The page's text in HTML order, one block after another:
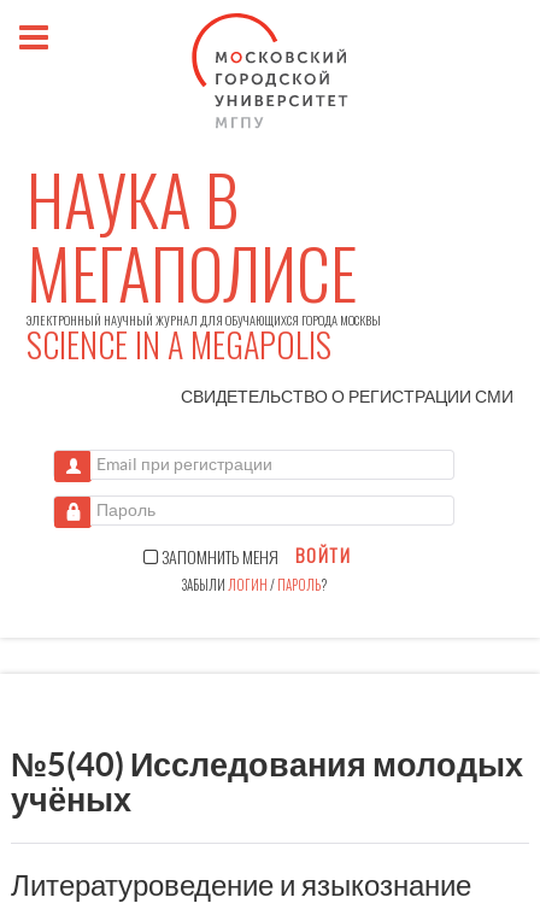
НАУКА В
МЕГАПОЛИСЕ
ЭЛЕКТРОННЫЙ НАУЧНЫЙ ЖУРНАЛ ДЛЯ ОБУЧАЮЩИХСЯ ГОРОДА МОСКВЫ
SCIENCE IN A MEGAPOLIS
СВИДЕТЕЛЬСТВО О РЕГИСТРАЦИИСМИ
Email при регистрации
Пароль
ЗАПОМНИТЬ МЕНЯ ВОЙТИ
ЗАБЫЛИ ЛОГИН/ПАРОЛЬ?
№5(40) Исследования молодых
учёных
Литературоведение и языкознание